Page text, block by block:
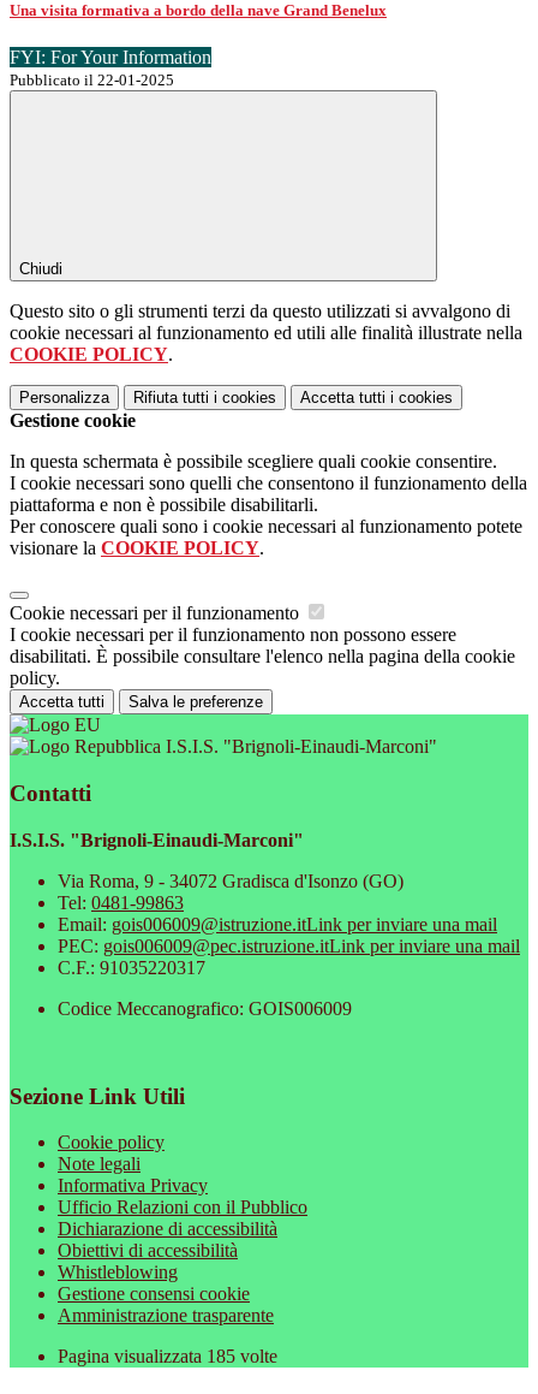
Una visita formativa a bordo della nave Grand Benelux
FYI: For Your Information
Pubblicato il 22-01-2025
Chiudi
Questo sito o gli strumenti terzi da questo utilizzati si avvalgono di
cookie necessari al funzionamento ed utili alle finalità illustrate nella
COOKIE POLICY.
Personalizza Rifiuta tutti i cookies Accetta tutti i cookies
Gestione cookie
In questa schermata è possibile scegliere quali cookie consentire.
I cookie necessari sono quelli che consentono il funzionamento della
piattaforma e non è possibile disabilitarli.
Per conoscere quali sono i cookie necessari al funzionamento potete
visionare la COOKIE POLICY.
Cookie necessari per il funzionamento
I cookie necessari per il funzionamento non possono essere
disabilitati. È possibile consultare l'elenco nella pagina della cookie
policy.
Accetta tutti Salva le preferenze
I.S.I.S. "Brignoli-Einaudi-Marconi"
Contatti
I.S.I.S. "Brignoli-Einaudi-Marconi"
Via Roma, 9 - 34072 Gradisca d'Isonzo (GO)
Tel: 0481-99863
Email: gois006009@istruzione.itLink per inviare una mail
PEC: gois006009@pec.istruzione.itLink per inviare una mail
C.F.: 91035220317
Codice Meccanografico: GOIS006009
Sezione Link Utili
Cookie policy
Note legali
Informativa Privacy
Ufficio Relazioni con il Pubblico
Dichiarazione di accessibilità
Obiettivi di accessibilità
Whistleblowing
Gestione consensi cookie
Amministrazione trasparente
Pagina visualizzata 185 volte